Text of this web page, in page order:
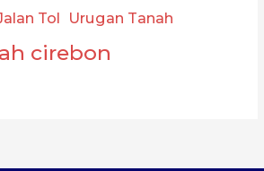
Tol Urugan Tanah
cirebon